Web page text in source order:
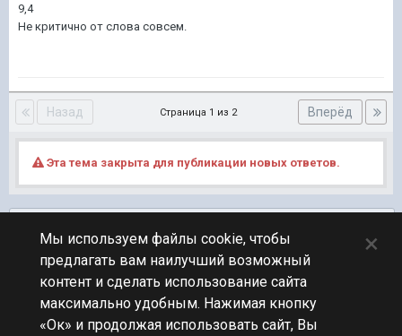
9,4
Не критично от слова совсем.
Назад Вперёд
Страница 1 из 2
Эта тема закрыта для публикации новых ответов.
ПЕРЕЙТИ К СПИСКУ ТЕМ
Фидбек
Мы используем файлы cookie, чтобы
предлагать вам наилучший возможный
контент и сделать использование сайта
максимально удобным. Нажимая кнопку
«Ок» и продолжая использовать сайт, Вы
×